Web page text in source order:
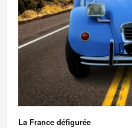
La France défigurée